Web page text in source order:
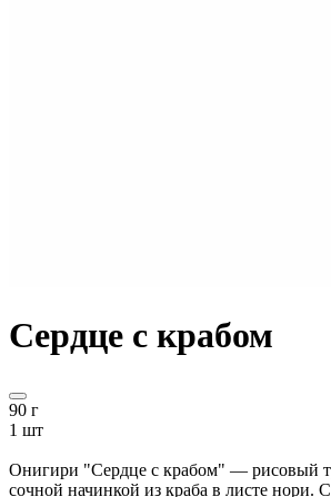
Сердце с крабом
90 г
1 шт
Онигири "Сердце с крабом" — рисовый
сочной начинкой из краба в листе